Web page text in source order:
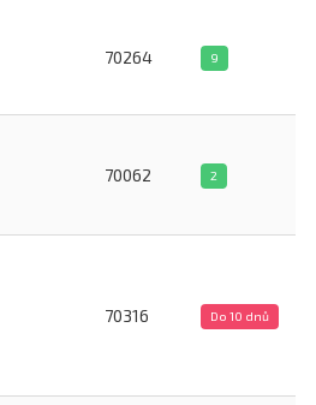
70264 9
70062 2
70316 Do 10 dnů